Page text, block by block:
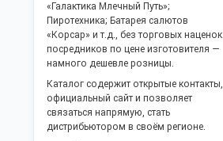
«Галактика Млечный Путь»;
Пиротехника; Батарея салютов
«Корсар» и т.д., без торговых наценок
посредников по цене изготовителя —
намного дешевле розницы.
Каталог содержит открытые контакты,
официальный сайт и позволяет
связаться напрямую, стать
дистрибьютором в своём регионе.